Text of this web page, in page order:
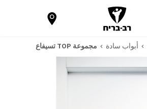
أبواب سادة مجموعة TOP تسيفاع